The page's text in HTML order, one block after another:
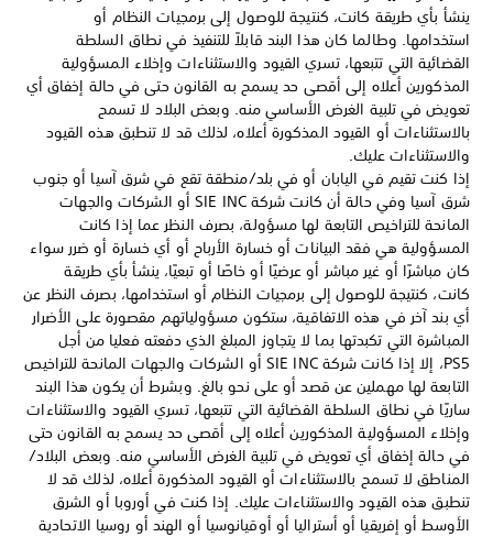
ينشأ بأي طريقة كانت، كنتيجة للوصول إلى برمجيات النظام أو
استخدامها. وطالما كان هذا البند قابلاً للتنفيذ في نطاق السلطة
القضائية التي تتبعها، تسري القيود والاستثناءات وإخلاء المسؤولية
المذكورين أعلاه إلى أقصى حد يسمح به القانون حتى في حالة إخفاق أي
تعويض في تلبية الغرض الأساسي منه. وبعض البلاد لا تسمح
بالاستثناءات أو القيود المذكورة أعلاه، لذلك قد لا تنطبق هذه القيود
والاستثناءات عليك.
إذا كنت تقيم في اليابان أو في بلد/منطقة تقع في شرق آسيا أو جنوب
شرق آسيا وفي حالة أن كانت شركة SIE INC أو الشركات والجهات
المانحة للتراخيص التابعة لها مسؤولة، بصرف النظر عما إذا كانت
المسؤولية هي فقد البيانات أو خسارة الأرباح أو أي خسارة أو ضرر سواء
كان مباشرًا أو غير مباشر أو عرضيًا أو خاصًا أو تبعيًا، ينشأ بأي طريقة
كانت، كنتيجة للوصول إلى برمجيات النظام أو استخدامها، بصرف النظر عن
أي بند آخر في هذه الاتفاقية، ستكون مسؤولياتهم مقصورة على الأضرار
المباشرة التي تكبدتها بما لا يتجاوز المبلغ الذي دفعته فعليا من أجل
PS5، إلا إذا كانت شركة SIE INC أو الشركات والجهات المانحة للتراخيص
التابعة لها مهملين عن قصد أو على نحو بالغ. وبشرط أن يكون هذا البند
ساريًا في نطاق السلطة القضائية التي تتبعها، تسري القيود والاستثناءات
وإخلاء المسؤولية المذكورين أعلاه إلى أقصى حد يسمح به القانون حتى
في حالة إخفاق أي تعويض في تلبية الغرض الأساسي منه. وبعض البلاد/
المناطق لا تسمح بالاستثناءات أو القيود المذكورة أعلاه، لذلك قد لا
تنطبق هذه القيود والاستثناءات عليك. إذا كنت في أوروبا أو الشرق
الأوسط أو إفريقيا أو أستراليا أو أوقيانوسيا أو الهند أو روسيا الاتحادية